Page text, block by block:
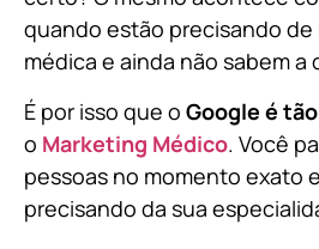
quando estão precisando de
médica e ainda não sabem a
É por isso que o Google é
o Marketing Médico. Você
pessoas no momento exato
precisando da sua